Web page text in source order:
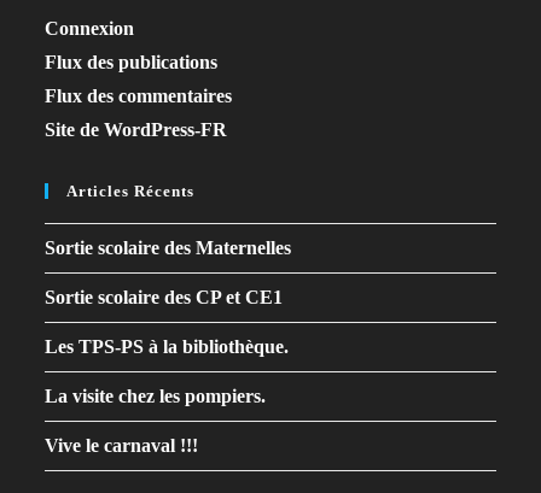
Connexion
Flux des publications
Flux des commentaires
Site de WordPress-FR
Articles Récents
Sortie scolaire des Maternelles
Sortie scolaire des CP et CE1
Les TPS-PS à la bibliothèque.
La visite chez les pompiers.
Vive le carnaval !!!